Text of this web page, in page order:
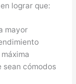
lograr que:
mayor
sean cómodos